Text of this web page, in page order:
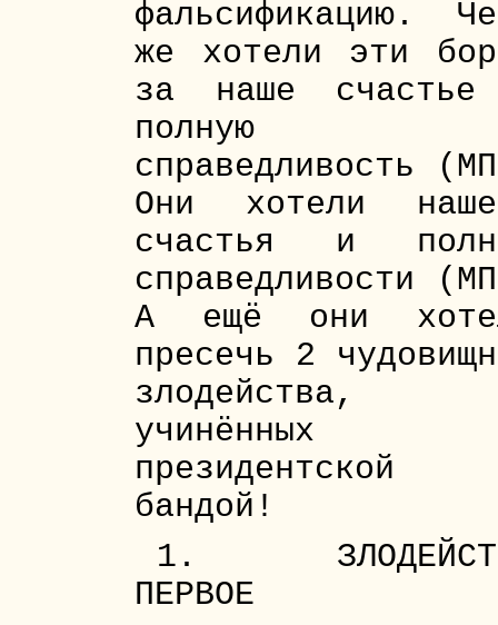
фальсификацию.
же хотели эти
за наше
полную
справедливость
Они хотели
счастья и
справедливости
А ещё они
пресечь 2
злодейства,
учинённых
президентской
бандой!
1.
ПЕРВОЕ